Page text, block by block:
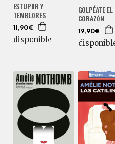
ESTUPOR Y
TEMBLORES
11,90€
disponible
GOLPÉATE EL
CORAZÓN
19,90€